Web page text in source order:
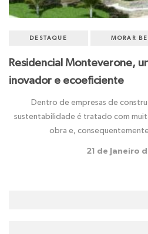
DESTAQUE MORAR
Residencial Monteverone,
inovador e ecoeficiente
Dentro de empresas de
sustentabilidade é tratado com
obra e,
21 de Janeiro